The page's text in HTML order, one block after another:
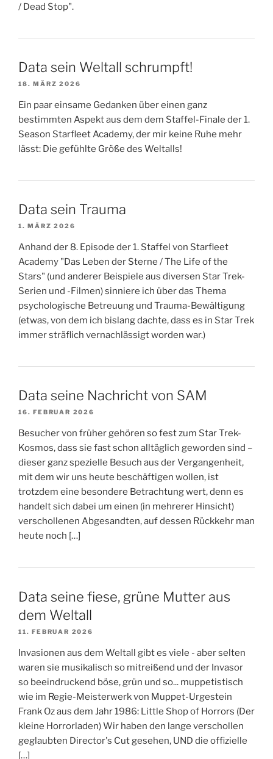
/ Dead Stop".
Data sein Weltall schrumpft!
18. MÄRZ 2026
Ein paar einsame Gedanken über einen ganz
bestimmten Aspekt aus dem dem Staffel-Finale der 1.
Season Starfleet Academy, der mir keine Ruhe mehr
lässt: Die gefühlte Größe des Weltalls!
Data sein Trauma
1. MÄRZ 2026
Anhand der 8. Episode der 1. Staffel von Starfleet
Academy "Das Leben der Sterne / The Life of the
Stars" (und anderer Beispiele aus diversen Star Trek-
Serien und -Filmen) sinniere ich über das Thema
psychologische Betreuung und Trauma-Bewältigung
(etwas, von dem ich bislang dachte, dass es in Star Trek
immer sträflich vernachlässigt worden war.)
Data seine Nachricht von SAM
16. FEBRUAR 2026
Besucher von früher gehören so fest zum Star Trek-
Kosmos, dass sie fast schon alltäglich geworden sind –
dieser ganz spezielle Besuch aus der Vergangenheit,
mit dem wir uns heute beschäftigen wollen, ist
trotzdem eine besondere Betrachtung wert, denn es
handelt sich dabei um einen (in mehrerer Hinsicht)
verschollenen Abgesandten, auf dessen Rückkehr man
heute noch […]
Data seine fiese, grüne Mutter aus
dem Weltall
11. FEBRUAR 2026
Invasionen aus dem Weltall gibt es viele - aber selten
waren sie musikalisch so mitreißend und der Invasor
so beeindruckend böse, grün und so... muppetistisch
wie im Regie-Meisterwerk von Muppet-Urgestein
Frank Oz aus dem Jahr 1986: Little Shop of Horrors (Der
kleine Horrorladen) Wir haben den lange verschollen
geglaubten Director's Cut gesehen, UND die offizielle
[…]